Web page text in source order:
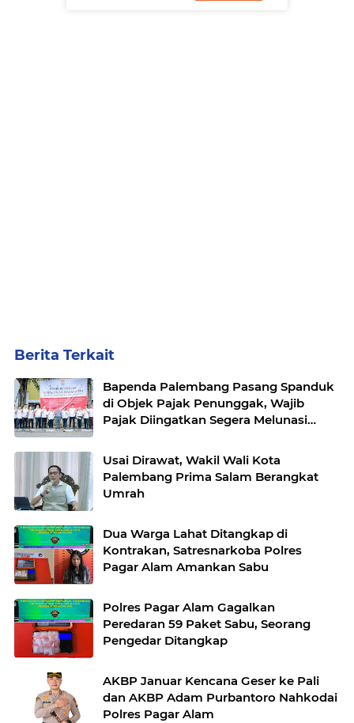
Berita Terkait
Bapenda Palembang Pasang Spanduk
di Objek Pajak Penunggak, Wajib
Pajak Diingatkan Segera Melunasi
Usai Dirawat, Wakil Wali Kota
Palembang Prima Salam Berangkat
Umrah
Dua Warga Lahat Ditangkap di
Kontrakan, Satresnarkoba Polres
Pagar Alam Amankan Sabu
Polres Pagar Alam Gagalkan
Peredaran 59 Paket Sabu, Seorang
Pengedar Ditangkap
AKBP Januar Kencana Geser ke Pali
dan AKBP Adam Purbantoro Nahkodai
Polres Pagar Alam